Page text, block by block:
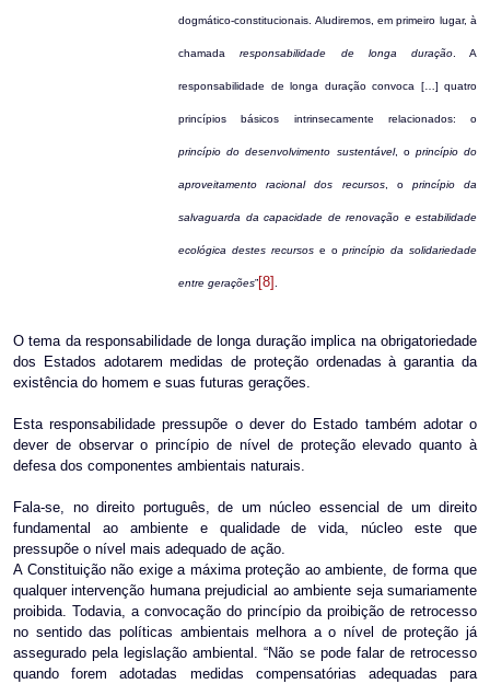
dogmático-constitucionais. Aludiremos, em primeiro lugar, à
chamadaresponsabilidade de longa duração. A
responsabilidade de longa duração convoca […] quatro
princípios básicos intrinsecamente relacionados: o
princípio do desenvolvimento sustentável, o princípio do
aproveitamento racional dos recursos, o princípio da
salvaguarda da capacidade de renovação e estabilidade
ecológica destes recursose oprincípio da solidariedade
entre gerações”[8].
O tema da responsabilidade de longa duração implica na obrigatoriedade
dos Estados adotarem medidas de proteção ordenadas à garantia da
existência do homem e suas futuras gerações.
Esta responsabilidade pressupõe o dever do Estado também adotar o
dever de observar o princípio de nível de proteção elevado quanto à
defesa dos componentes ambientais naturais.
Fala-se, no direito português, de um núcleo essencial de um direito
fundamental ao ambiente e qualidade de vida, núcleo este que
pressupõe o nível mais adequado de ação.
A Constituição não exige a máxima proteção ao ambiente, de forma que
qualquer intervenção humana prejudicial ao ambiente seja sumariamente
proibida. Todavia, a convocação do princípio da proibição de retrocesso
no sentido das políticas ambientais melhora a o nível de proteção já
assegurado pela legislação ambiental. “Não se pode falar de retrocesso
quando forem adotadas medidas compensatórias adequadas para